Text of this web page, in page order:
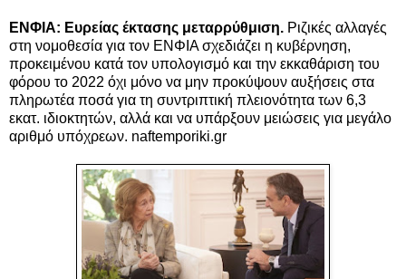
ΕΝΦΙΑ: Ευρείας έκτασης μεταρρύθμιση. Ριζικές αλλαγές
στη νομοθεσία για τον ΕΝΦΙΑ σχεδιάζει η κυβέρνηση,
προκειμένου κατά τον υπολογισμό και την εκκαθάριση του
φόρου το 2022 όχι μόνο να μην προκύψουν αυξήσεις στα
πληρωτέα ποσά για τη συντριπτική πλειονότητα των 6,3
εκατ. ιδιοκτητών, αλλά και να υπάρξουν μειώσεις για μεγάλο
αριθμό υπόχρεων. naftemporiki.gr